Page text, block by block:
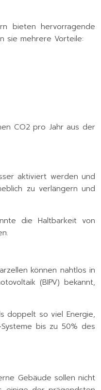
bieten hervorragende
sie mehrere Vorteile:
CO2 pro Jahr aus der
aktiviert werden und
zu verlängern und
die Haltbarkeit von
können nahtlos in
(BIPV) bekannt,
doppelt so viel Energie,
bis zu 50% des
Gebäude sollen nicht